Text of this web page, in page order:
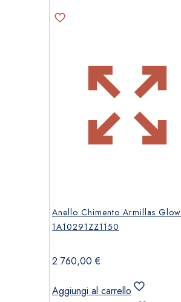
Anello Chimento Armillas Glow
1A10291ZZ1150
2.760,00€
Aggiungi al carrello